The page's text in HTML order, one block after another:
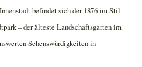
befindet sich der 1876 im Stil
– der älteste Landschaftsgarten im
Sehenswürdigkeiten in